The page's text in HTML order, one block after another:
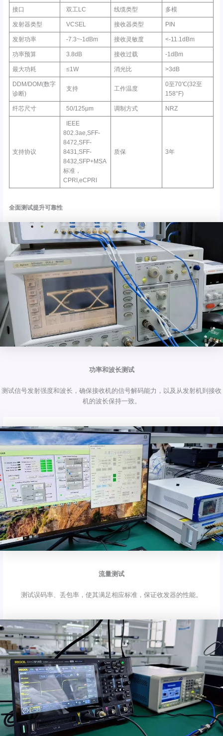
接口 双工LC 线缆类型 多模
发射器类型 VCSEL 接收器类型 PIN
发射功率 -7.3~-1dBm 接收灵敏度 <-11.1dBm
功率预算 3.8dB 接收过载 -1dBm
最大功耗 ≤1W 消光比 >3dB
DDM/DOM(数字
诊断)
支持 工作温度
0至70℃(32至
158°F)
纤芯尺寸 50/125μm 调制方式 NRZ
支持协议
IEEE
802.3ae,SFF-
8472,SFF-
8431,SFF-
8432,SFP+MSA
标准，
CPRI,eCPRI
质保 3年
全面测试提升可靠性
功率和波长测试
测试信号发射强度和波长，确保接收机的信号解码能力，以及从发射机到接收
机的波长保持一致。
流量测试
测试误码率、丢包率，使其满足相应标准，保证收发器的性能。